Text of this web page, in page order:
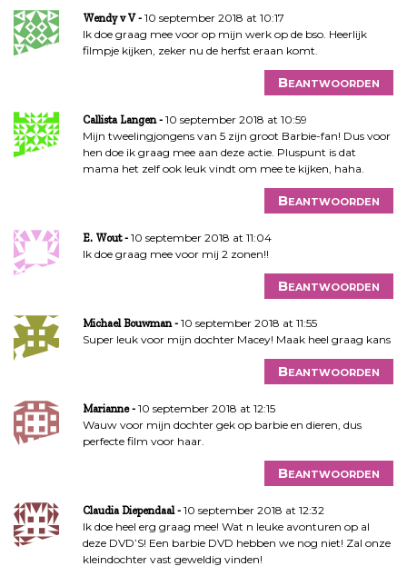
Wendy v V
10 september 2018 at 10:17
Ik doe graag mee voor op mijn werk op de bso. Heerlijk
filmpje kijken, zeker nu de herfst eraan komt.
Beantwoorden
Callista Langen
10 september 2018 at 10:59
Mijn tweelingjongens van 5 zijn groot Barbie-fan! Dus voor
hen doe ik graag mee aan deze actie. Pluspunt is dat
mama het zelf ook leuk vindt om mee te kijken, haha.
Beantwoorden
E. Wout
10 september 2018 at 11:04
Ik doe graag mee voor mij 2 zonen!!
Beantwoorden
Michael Bouwman
10 september 2018 at 11:55
Super leuk voor mijn dochter Macey! Maak heel graag kans
Beantwoorden
Marianne
10 september 2018 at 12:15
Wauw voor mijn dochter gek op barbie en dieren, dus
perfecte film voor haar.
Beantwoorden
Claudia Diependaal
10 september 2018 at 12:32
Ik doe heel erg graag mee! Wat n leuke avonturen op al
deze DVD’S! Een barbie DVD hebben we nog niet! Zal onze
kleindochter vast geweldig vinden!